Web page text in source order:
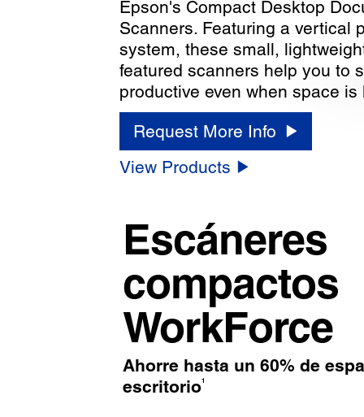
Epson's Compact Desktop
Scanners. Featuring a vertical
system, these small,
featured scanners help you to
productive even when space is
Request More Info
View Products
Escáneres
compactos
WorkForce
Ahorre hasta un 60% de
escritorio1